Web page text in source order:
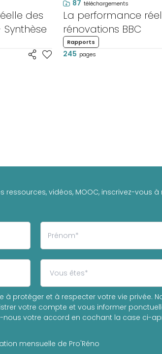
des
87 téléchargements
La performance
rénovations BBC
Rapports
245 pages
vidéos, MOOC, inscrivez-vous à
protéger et à respecter votre vie privée.
votre compte et vous informer
votre accord en cochant la case ci-
mensuelle de Pro'Réno